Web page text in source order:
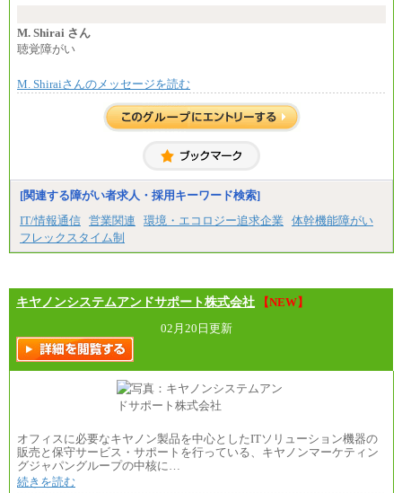
※上記に加え、所定労働時間外に勤務をした場
※試用期間中も給与に変更はございません。
＜募集各社・全職種共通＞
月給21万円以上～
※試用期間中の給与に変更はありません。
ます。
M. Shirai さん
聴覚障がい
M. Shiraiさんのメッセージを読む
[関連する障がい者求人・採用キーワード検索]
IT/情報通信 営業関連 環境・エコロジー追求企業
体幹機能障がい
フレックスタイム制
キヤノンシステムアンドサポート株式会社
【NEW】
02月20日更新
オフィスに必要なキヤノン製品を中心としたITソリューション機器の
販売と保守サービス・サポートを行っている、キヤノンマーケティン
グジャパングループの中核に…
続きを読む